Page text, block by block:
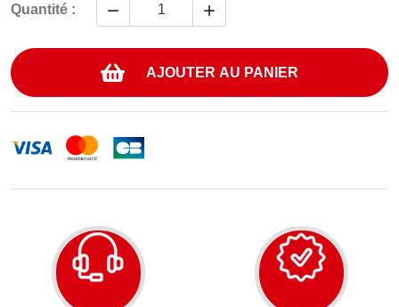
Quantité :  
AJOUTER AU PANIER